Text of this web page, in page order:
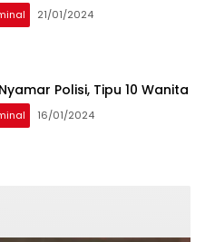
21/01/2024
Polisi, Tipu 10 Wanita
16/01/2024